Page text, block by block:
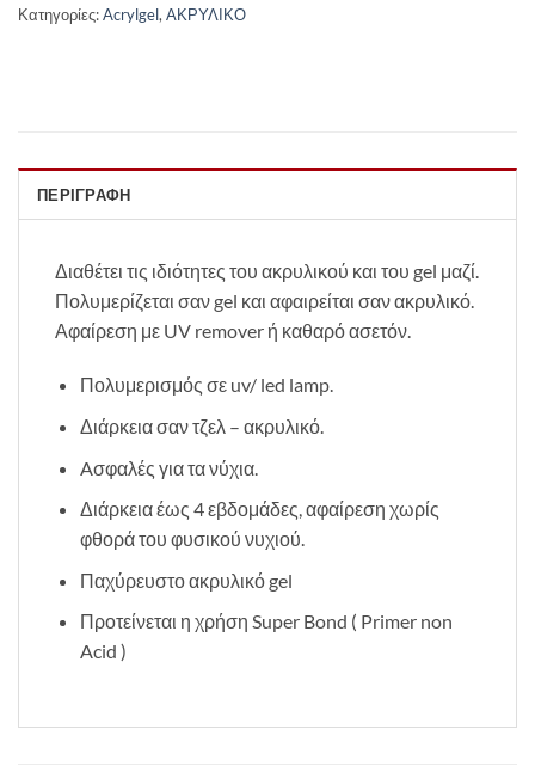
Κατηγορίες:Acrylgel, ΑΚΡΥΛΙΚΟ
ΠΕΡΙΓΡΑΦΉ
Διαθέτει τις ιδιότητες του ακρυλικού και του gel μαζί.
Πολυμερίζεται σαν gel και αφαιρείται σαν ακρυλικό.
Αφαίρεση με UV remover ή καθαρό ασετόν.
Πολυμερισμός σε uv/ led lamp.
Διάρκεια σαν τζελ – ακρυλικό.
Aσφαλές για τα νύχια.
Διάρκεια έως 4 εβδομάδες, αφαίρεση χωρίς
φθορά του φυσικού νυχιού.
Παχύρευστο ακρυλικό gel
Προτείνεται η χρήση Super Bond ( Primer non
Acid )